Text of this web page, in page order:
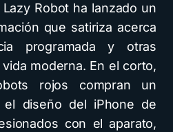
Robot ha lanzado un
que satiriza acerca
programada y otras
moderna. En el corto,
rojos compran un
diseño del iPhone de
con el aparato,